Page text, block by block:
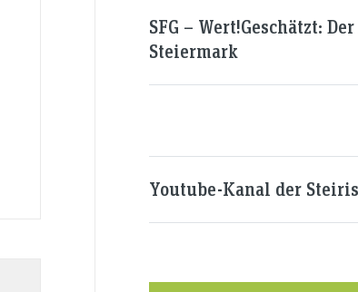
SFG – Wert!Geschätzt:
Steiermark
Youtube-Kanal der